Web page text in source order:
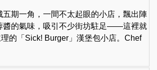
五期一角，一間不太起眼的小店，飄出陣
醬的氣味，吸引不少街坊駐足——這裡就
的「Sick! Burger」漢堡包小店。Chef